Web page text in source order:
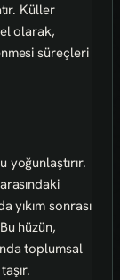
Küller
olarak,
süreçleri
yoğunlaştırır.
yıkım sonrası
hüzün,
toplumsal